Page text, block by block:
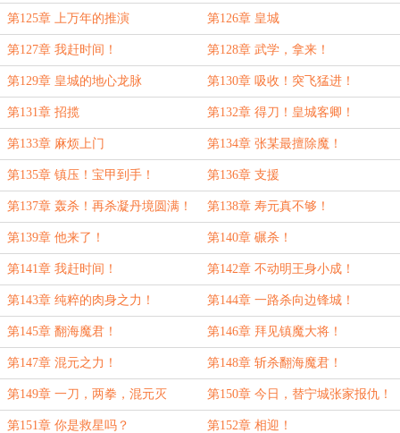
第125章 上万年的推演 第126章 皇城
第127章 我赶时间！ 第128章 武学，拿来！
第129章 皇城的地心龙脉 第130章 吸收！突飞猛进！
第131章 招揽 第132章 得刀！皇城客卿！
第133章 麻烦上门 第134章 张某最擅除魔！
第135章 镇压！宝甲到手！ 第136章 支援
第137章 轰杀！再杀凝丹境圆满！ 第138章 寿元真不够！
第139章 他来了！ 第140章 碾杀！
第141章 我赶时间！ 第142章 不动明王身小成！
第143章 纯粹的肉身之力！ 第144章 一路杀向边锋城！
第145章 翻海魔君！ 第146章 拜见镇魔大将！
第147章 混元之力！ 第148章 斩杀翻海魔君！
第149章 一刀，两拳，混元灭 第150章 今日，替宁城张家报仇！
第151章 你是救星吗？ 第152章 相迎！